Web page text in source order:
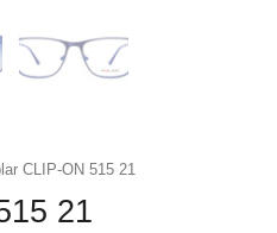
CLIP-ON 515 21
21